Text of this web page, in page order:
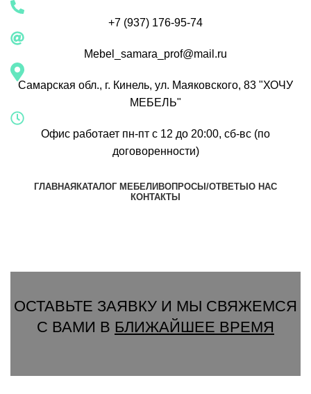
+7 (937) 176-95-74
Mebel_samara_prof@mail.ru
Самарская обл., г. Кинель, ул. Маяковского, 83 "ХОЧУ
МЕБЕЛЬ"
Офис работает пн-пт с 12 до 20:00, сб-вс (по
договоренности)
ГЛАВНАЯ КАТАЛОГ МЕБЕЛИ ВОПРОСЫ/ОТВЕТЫ О НАС
КОНТАКТЫ
ОСТАВЬТЕ ЗАЯВКУ И МЫ СВЯЖЕМСЯ
С ВАМИ В БЛИЖАЙШЕЕ ВРЕМЯ